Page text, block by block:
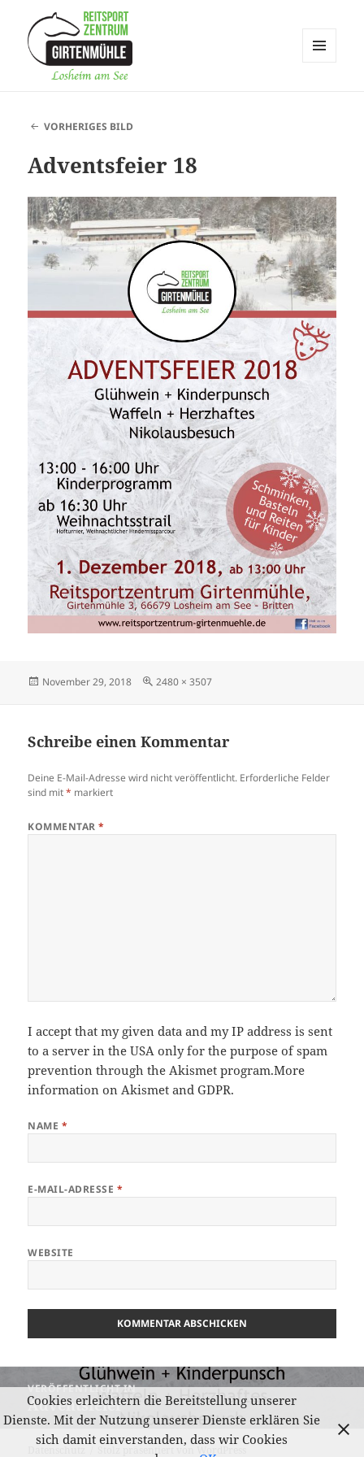
VORHERIGES BILD
Adventsfeier 18
Veröffentlicht
November 29, 2018 Originalgröße
2480 × 3507
Schreibe einen Kommentar
Deine E-Mail-Adresse wird nicht veröffentlicht. Erforderliche Felder
sind mit* markiert
KOMMENTAR*
I accept that my given data and my IP address is sent
to a server in the USA only for the purpose of spam
prevention through the Akismet program.More
information on Akismet and GDPR.
NAME *
E-MAIL-ADRESSE *
WEBSITE
Beitragsnavigation
VERÖFFENTLICHT IN
Adventsfeier
Stolz präsentiert von WordPress
Cookies erleichtern die Bereitstellung unserer
Dienste. Mit der Nutzung unserer Dienste erklären Sie
sich damit einverstanden, dass wir Cookies